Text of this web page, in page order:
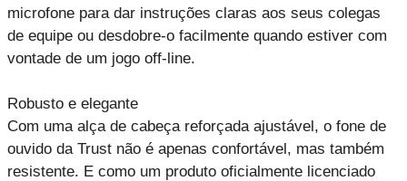
microfone para dar instruções claras aos seus colegas
de equipe ou desdobre-o facilmente quando estiver com
vontade de um jogo off-line.
Robusto e elegante
Com uma alça de cabeça reforçada ajustável, o fone de
ouvido da Trust não é apenas confortável, mas também
resistente. E como um produto oficialmente licenciado